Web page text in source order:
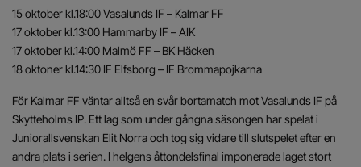
15 oktober kl.18:00 Vasalunds IF – Kalmar FF
17 oktober kl.13:00 Hammarby IF – AIK
17 oktober kl.14:00 Malmö FF – BK Häcken
18 oktoner kl.14:30 IF Elfsborg – IF Brommapojkarna
För Kalmar FF väntar alltså en svår bortamatch mot Vasalunds IF på
Skytteholms IP. Ett lag som under gångna säsongen har spelat i
Juniorallsvenskan Elit Norra och tog sig vidare till slutspelet efter en
andra plats i serien. I helgens åttondelsfinal imponerade laget stort